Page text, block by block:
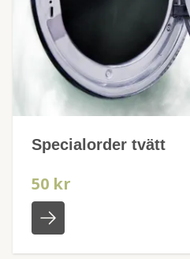
Specialorder tvätt
50 kr